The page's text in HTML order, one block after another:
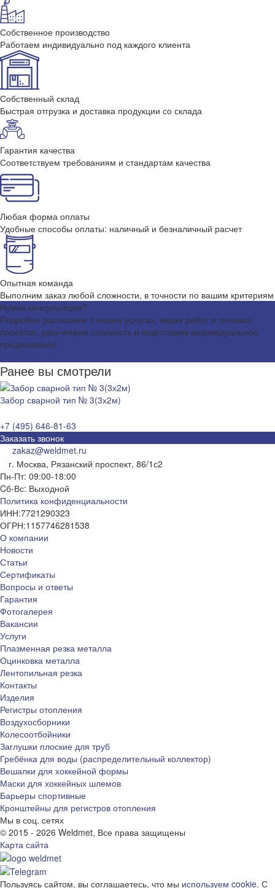
Собственное производство
Работаем индивидуально под каждого клиента
Собственный склад
Быстрая отгрузка и доставка продукции со склада
Гарантия качества
Соответствуем требованиям и стандартам качества
Любая форма оплаты
Удобные способы оплаты: наличный и безналичный расчет
Опытная команда
Выполним заказ любой сложности, в точности по вашим критериям
Нужна консультация?
Подробно расскажем о наших услугах, видах работ и типовых
проектах, рассчитаем стоимость и подготовим индивидуальное
предложение!
Ранее вы смотрели
Забор сварной тип № 3(3х2м)
+7 (495) 646-81-63
Заказать звонок
zakaz@weldmet.ru
г. Москва, Рязанский проспект, 86/1с2
Пн-Пт: 09:00-18:00
Cб-Вс: Выходной
Политика конфиденциальности
ИНН:7721290323
ОГРН:1157746281538
О компании
Новости
Статьи
Сертификаты
Вопросы и ответы
Гарантия
Фотогалерея
Вакансии
Услуги
Плазменная резка металла
Оцинковка металла
Лентопильная резка
Контакты
Изделия
Регистры отопления
Воздухосборники
Колесоотбойники
Заглушки плоские для труб
Гребёнка для воды (распределительный коллектор)
Вешалки для хоккейной формы
Маски для хоккейных шлемов
Барьеры спортивные
Кронштейны для регистров отопления
Мы в соц. сетях
© 2015 - 2026 Weldmet, Все права защищены
Карта сайта
Пользуясь сайтом, вы соглашаетесь, что мы используем cookie. С